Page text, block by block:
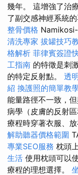
幾年。 這增強了治
了副交感神經系統
整骨價格
清洗專家 拔罐技巧
格解析 菲律賓簽證
工指南 的特徵是刺
的特定反射點。 透
紹 換護照的簡單教
能量路徑不一致，
病學（皮膚的反射
療程時穿著衣服、
解助聽器價格範圍
專業SEO服務 枕頭
生活 使用枕頭可以
療程的理想選擇。